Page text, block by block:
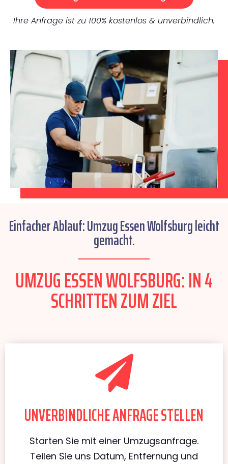
Ihre Anfrage ist zu 100% kostenlos & unverbindlich.
Einfacher Ablauf: Umzug Essen Wolfsburg leicht
gemacht.
UMZUG ESSEN WOLFSBURG: IN 4
SCHRITTEN ZUM ZIEL
UNVERBINDLICHE ANFRAGE STELLEN
Starten Sie mit einer Umzugsanfrage.
Teilen Sie uns Datum, Entfernung und